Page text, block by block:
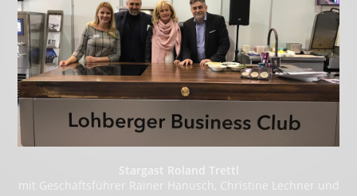
Stargast Roland Trettl
mit Geschäftsführer Rainer Hanusch, Christine Lechner und